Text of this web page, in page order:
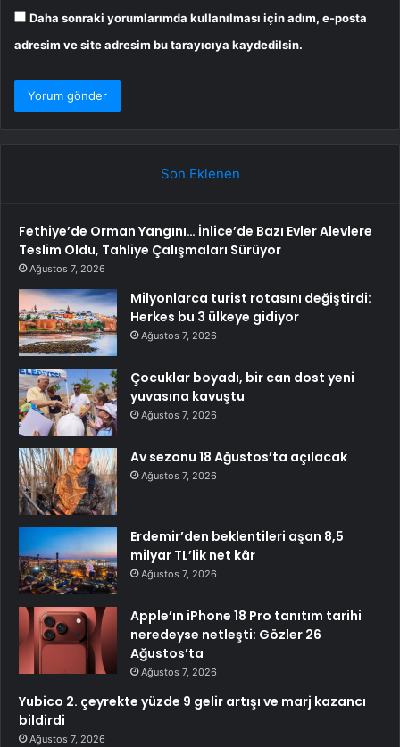
Daha sonraki yorumlarımda kullanılması için adım, e-posta
adresim ve site adresim bu tarayıcıya kaydedilsin.
Son Eklenen
Fethiye’de Orman Yangını… İnlice’de Bazı Evler Alevlere
Teslim Oldu, Tahliye Çalışmaları Sürüyor
Ağustos 7, 2026
Milyonlarca turist rotasını değiştirdi:
Herkes bu 3 ülkeye gidiyor
Ağustos 7, 2026
Çocuklar boyadı, bir can dost yeni
yuvasına kavuştu
Ağustos 7, 2026
Av sezonu 18 Ağustos’ta açılacak
Ağustos 7, 2026
Erdemir’den beklentileri aşan 8,5
milyar TL’lik net kâr
Ağustos 7, 2026
Apple’ın iPhone 18 Pro tanıtım tarihi
neredeyse netleşti: Gözler 26
Ağustos’ta
Ağustos 7, 2026
Yubico 2. çeyrekte yüzde 9 gelir artışı ve marj kazancı
bildirdi
Ağustos 7, 2026